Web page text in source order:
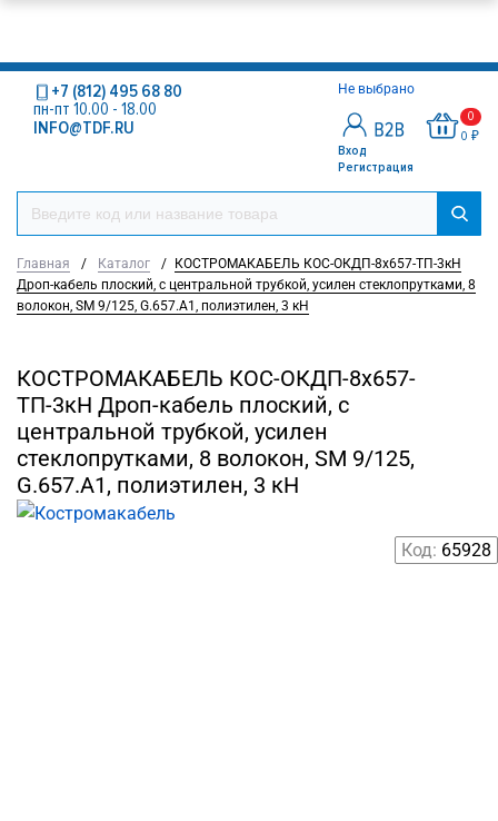
Не выбрано
Вход
Регистрация
0
0 ₽
+7 (812) 495 68 80
пн-пт 10.00 - 18.00
INFO@TDF.RU
Главная / Каталог /
КОСТРОМАКАБЕЛЬ КОС-ОКДП-8х657-ТП-3кН
Дроп-кабель плоский, с центральной трубкой, усилен стеклопрутками, 8
волокон, SM 9/125, G.657.A1, полиэтилен, 3 кН
КОСТРОМАКАБЕЛЬ КОС-ОКДП-8х657-
ТП-3кН Дроп-кабель плоский, с
центральной трубкой, усилен
стеклопрутками, 8 волокон, SM 9/125,
G.657.A1, полиэтилен, 3 кН
Код: 65928